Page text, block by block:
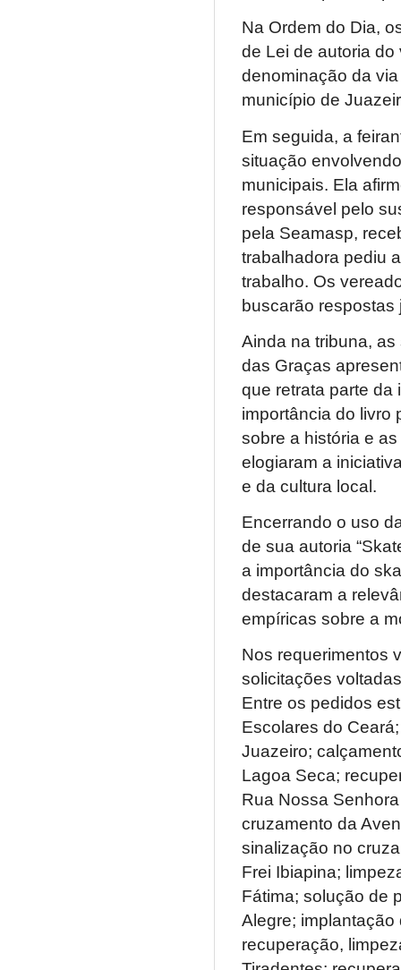
Na Ordem do Dia,
de Lei de autoria
denominação da
município de
Em seguida, a
situação
municipais. Ela
responsável pelo
pela Seamasp,
trabalhadora pediu
trabalho. Os
buscarão respostas
Ainda na tribuna,
das Graças
que retrata parte da
importância do livro
sobre a história e
elogiaram a
e da cultura local.
Encerrando o uso
de sua autoria
a importância do
destacaram a
empíricas sobre a
Nos requerimentos
solicitações
Entre os pedidos
Escolares do
Juazeiro;
Lagoa Seca;
Rua Nossa
cruzamento da
sinalização no
Frei Ibiapina;
Fátima; solução de
Alegre;
recuperação,